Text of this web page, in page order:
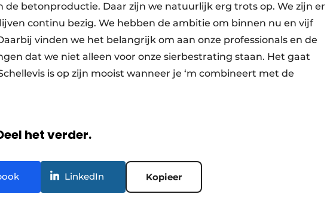
de betonproductie. Daar zijn we natuurlijk erg trots op. We zijn er
continu bezig. We hebben de ambitie om binnen nu en vijf
vinden we het belangrijk om aan onze professionals en de
dat we niet alleen voor onze sierbestrating staan. Het gaat
is op zijn mooist wanneer je ‘m combineert met de
het verder.
LinkedIn Kopieer